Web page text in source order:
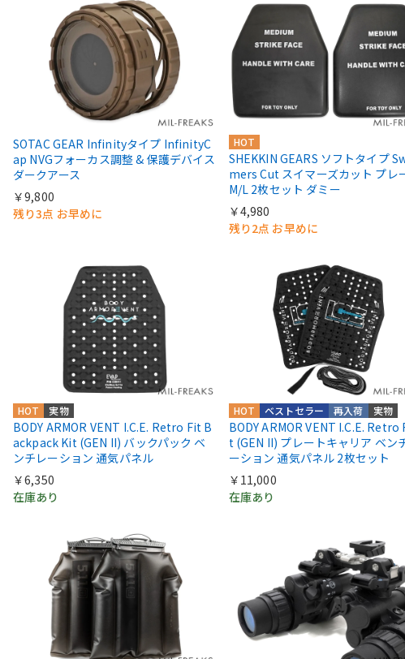
SOTAC GEAR Infinityタイプ InfinityC
ap NVGフォーカス調整 & 保護デバイス
ダークアース
￥9,800
残り3点 お早めに
HOT
SHEKKIN GEARS ソフトタイプ
mers Cut スイマーズカット プレ
M/L 2枚セット ダミー
￥4,980
残り2点 お早めに
HOT 実物
BODY ARMOR VENT I.C.E. Retro Fit B
ackpack Kit (GEN II) バックパック ベ
ンチレーション 通気パネル
￥6,350
在庫あり
HOT 再入荷 実物
ベストセラー
BODY ARMOR VENT I.C.E. Retro
t (GEN II) プレートキャリア ベン
ーション 通気パネル 2枚セット
￥11,000
在庫あり